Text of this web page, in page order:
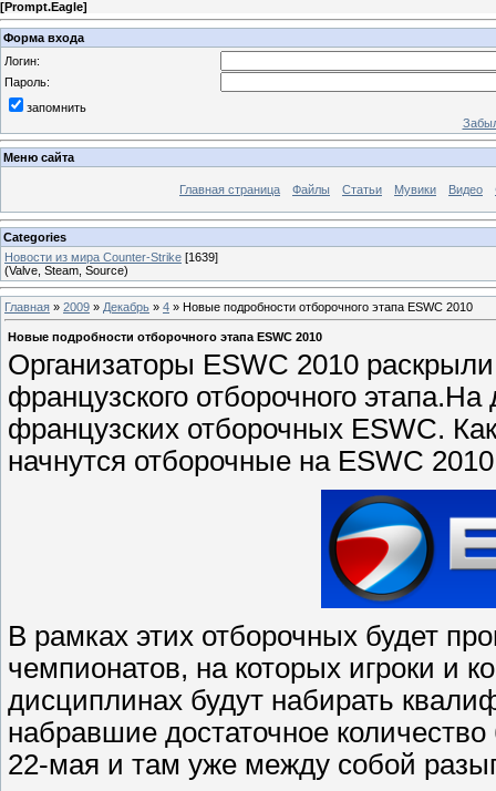
[Prompt.Eagle]
Форма входа
Логин:
Пароль:
запомнить
Меню сайта
Главная страница Файлы Статьи Мувики Видео
Categories
Новости из мира Counter-Strike [1639]
(Valve, Steam, Source)
Главная » 2009 » Декабрь » 4 » Новые подробности отборочного этапа ESWC 2010
Новые подробности отборочного этапа ESWC 2010
Организаторы ESWC 2010
французского отборочного
французских отборочных ESWC.
начнутся отборочные на ESWC
В рамках этих отборочных будет
чемпионатов, на которых игроки и
дисциплинах будут набирать
набравшие достаточное
22-мая и там уже между собой